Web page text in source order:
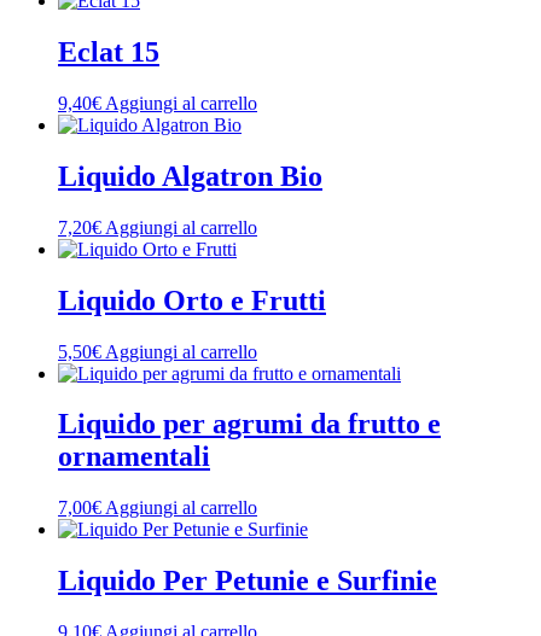
pagina
del
prodotto
Eclat 15
9,40€ Aggiungi al carrello
Liquido Algatron Bio
7,20€ Aggiungi al carrello
Liquido Orto e Frutti
5,50€ Aggiungi al carrello
Liquido per agrumi da frutto e
ornamentali
7,00€ Aggiungi al carrello
Liquido Per Petunie e Surfinie